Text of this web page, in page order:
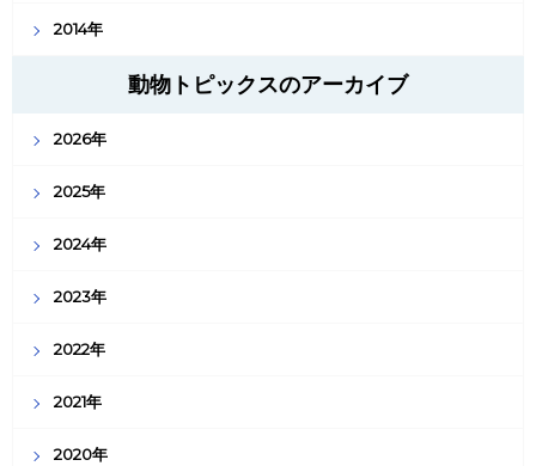
2014年
動物トピックスのアーカイブ
2026年
2025年
2024年
2023年
2022年
2021年
2020年